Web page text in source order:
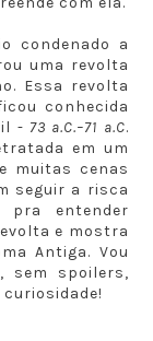
condenado a
uma revolta
Essa revolta
conhecida
- 73 a.C.–71 a.C.
em um
muitas cenas
seguir a risca
pra entender
e mostra
Antiga. Vou
sem spoilers,